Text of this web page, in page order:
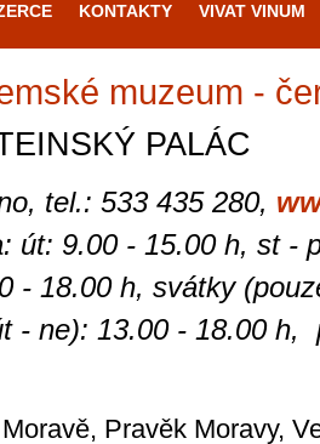
KONTAKTY VIVAT VINUM
muzeum -
PALÁC
tel.: 533 435 280,
út: 9.00 - 15.00 h, st -
- 18.00 h, svátky
- ne): 13.00 - 18.00 h,
Pravěk Moravy,
Průvodce
Brně: Od
Brno je
zajímavé
restaurace,
místem, kde si
kasinové hry. V
širokou nabídku her
jak pro pravidelné